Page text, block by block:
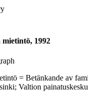
1992
= Betänkande av
Valtion